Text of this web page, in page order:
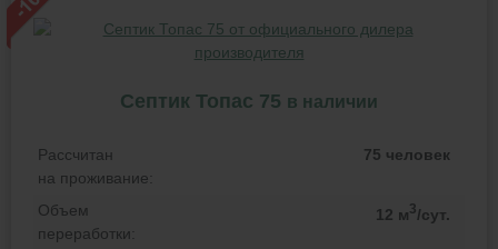
Септик Топас 75 в наличии
Рассчитан
на проживание:
75 человек
Объем
переработки:
12 м3/сут.